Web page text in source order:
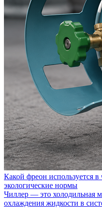
Какой фреон используется в
экологические нормы
Чиллер — это холодильная
охлаждения жидкости в